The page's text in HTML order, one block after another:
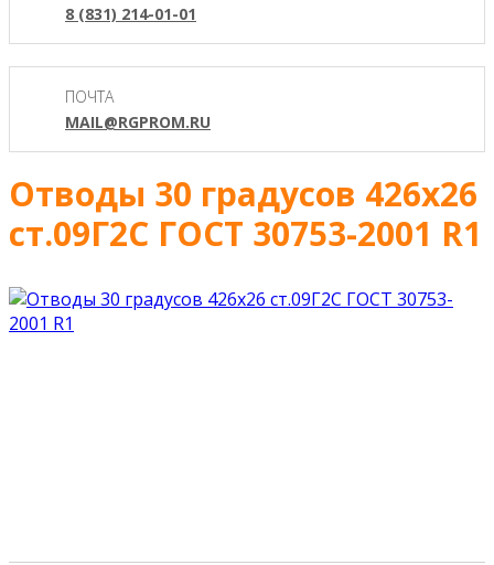
8 (831) 214-01-01
ПОЧТА
MAIL@RGPROM.RU
Отводы 30 градусов 426х26
ст.09Г2С ГОСТ 30753-2001 R1